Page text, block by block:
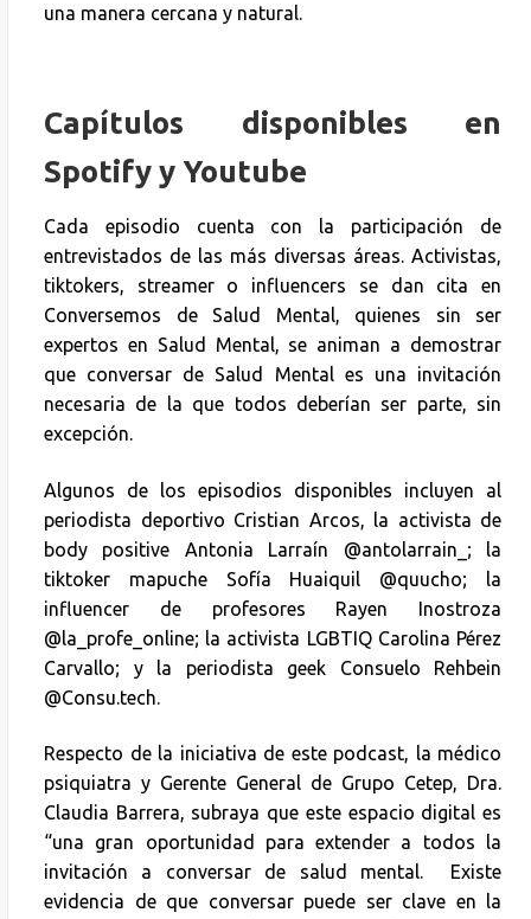
una manera cercana y natural.
Capítulos disponibles en
Spotify y Youtube
Cada episodio cuenta con la participación de
entrevistados de las más diversas áreas. Activistas,
tiktokers, streamer o influencers se dan cita en
Conversemos de Salud Mental, quienes sin ser
expertos en Salud Mental, se animan a demostrar
que conversar de Salud Mental es una invitación
necesaria de la que todos deberían ser parte, sin
excepción.
Algunos de los episodios disponibles incluyen al
periodista deportivo Cristian Arcos, la activista de
body positive Antonia Larraín @antolarrain_; la
tiktoker mapuche Sofía Huaiquil @quucho; la
influencer de profesores Rayen Inostroza
@la_profe_online; la activista LGBTIQ Carolina Pérez
Carvallo; y la periodista geek Consuelo Rehbein
@Consu.tech.
Respecto de la iniciativa de este podcast, la médico
psiquiatra y Gerente General de Grupo Cetep, Dra.
Claudia Barrera, subraya que este espacio digital es
“una gran oportunidad para extender a todos la
invitación a conversar de salud mental. Existe
evidencia de que conversar puede ser clave en la